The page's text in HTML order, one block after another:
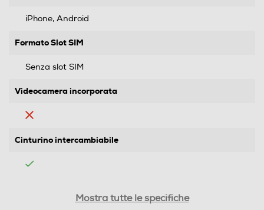
iPhone, Android
Formato Slot SIM
Senza slot SIM
Videocamera incorporata
Cinturino intercambiabile
Mostra tutte le specifiche